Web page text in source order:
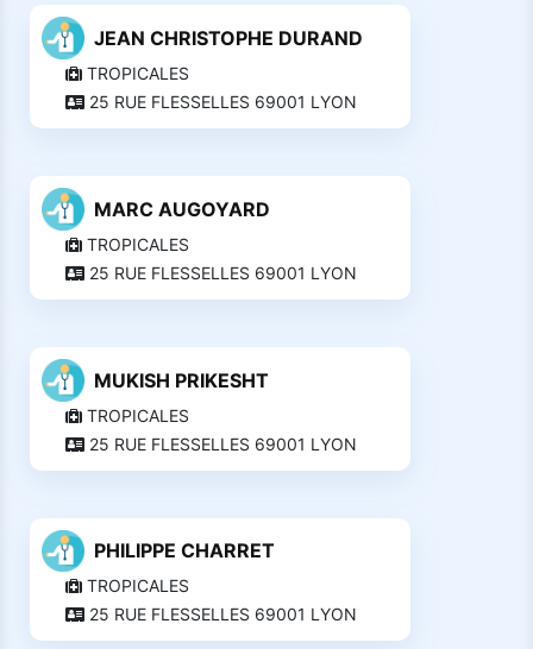
JEAN CHRISTOPHE DURAND
TROPICALES
25 RUE FLESSELLES 69001 LYON
MARC AUGOYARD
TROPICALES
25 RUE FLESSELLES 69001 LYON
MUKISH PRIKESHT
TROPICALES
25 RUE FLESSELLES 69001 LYON
PHILIPPE CHARRET
TROPICALES
25 RUE FLESSELLES 69001 LYON